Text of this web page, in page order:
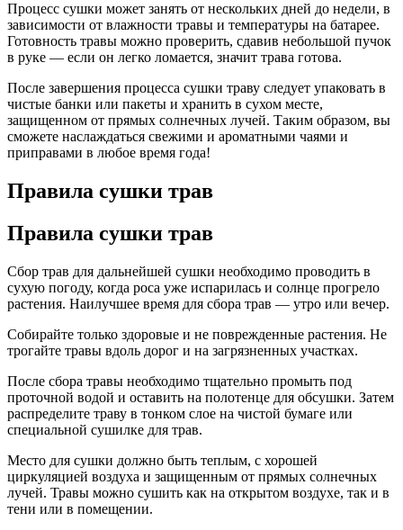
Процесс сушки может занять от нескольких дней до недели, в
зависимости от влажности травы и температуры на батарее.
Готовность травы можно проверить, сдавив небольшой пучок
в руке — если он легко ломается, значит трава готова.
После завершения процесса сушки траву следует упаковать в
чистые банки или пакеты и хранить в сухом месте,
защищенном от прямых солнечных лучей. Таким образом, вы
сможете наслаждаться свежими и ароматными чаями и
приправами в любое время года!
Правила сушки трав
Правила сушки трав
Сбор трав для дальнейшей сушки необходимо проводить в
сухую погоду, когда роса уже испарилась и солнце прогрело
растения. Наилучшее время для сбора трав — утро или вечер.
Собирайте только здоровые и не поврежденные растения. Не
трогайте травы вдоль дорог и на загрязненных участках.
После сбора травы необходимо тщательно промыть под
проточной водой и оставить на полотенце для обсушки. Затем
распределите траву в тонком слое на чистой бумаге или
специальной сушилке для трав.
Место для сушки должно быть теплым, с хорошей
циркуляцией воздуха и защищенным от прямых солнечных
лучей. Травы можно сушить как на открытом воздухе, так и в
тени или в помещении.